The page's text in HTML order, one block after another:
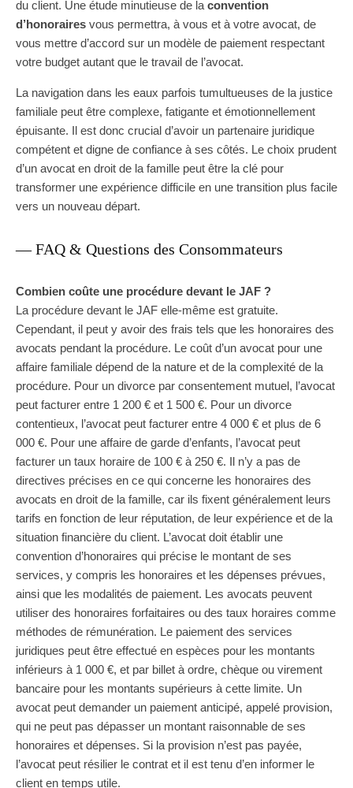
du client. Une étude minutieuse de la convention
d’honoraires vous permettra, à vous et à votre avocat, de
vous mettre d’accord sur un modèle de paiement respectant
votre budget autant que le travail de l’avocat.
La navigation dans les eaux parfois tumultueuses de la justice
familiale peut être complexe, fatigante et émotionnellement
épuisante. Il est donc crucial d’avoir un partenaire juridique
compétent et digne de confiance à ses côtés. Le choix prudent
d’un avocat en droit de la famille peut être la clé pour
transformer une expérience difficile en une transition plus facile
vers un nouveau départ.
— FAQ & Questions des Consommateurs
Combien coûte une procédure devant le JAF ?
La procédure devant le JAF elle-même est gratuite.
Cependant, il peut y avoir des frais tels que les honoraires des
avocats pendant la procédure. Le coût d’un avocat pour une
affaire familiale dépend de la nature et de la complexité de la
procédure. Pour un divorce par consentement mutuel, l’avocat
peut facturer entre 1 200 € et 1 500 €. Pour un divorce
contentieux, l’avocat peut facturer entre 4 000 € et plus de 6
000 €. Pour une affaire de garde d’enfants, l’avocat peut
facturer un taux horaire de 100 € à 250 €. Il n’y a pas de
directives précises en ce qui concerne les honoraires des
avocats en droit de la famille, car ils fixent généralement leurs
tarifs en fonction de leur réputation, de leur expérience et de la
situation financière du client. L’avocat doit établir une
convention d’honoraires qui précise le montant de ses
services, y compris les honoraires et les dépenses prévues,
ainsi que les modalités de paiement. Les avocats peuvent
utiliser des honoraires forfaitaires ou des taux horaires comme
méthodes de rémunération. Le paiement des services
juridiques peut être effectué en espèces pour les montants
inférieurs à 1 000 €, et par billet à ordre, chèque ou virement
bancaire pour les montants supérieurs à cette limite. Un
avocat peut demander un paiement anticipé, appelé provision,
qui ne peut pas dépasser un montant raisonnable de ses
honoraires et dépenses. Si la provision n’est pas payée,
l’avocat peut résilier le contrat et il est tenu d’en informer le
client en temps utile.